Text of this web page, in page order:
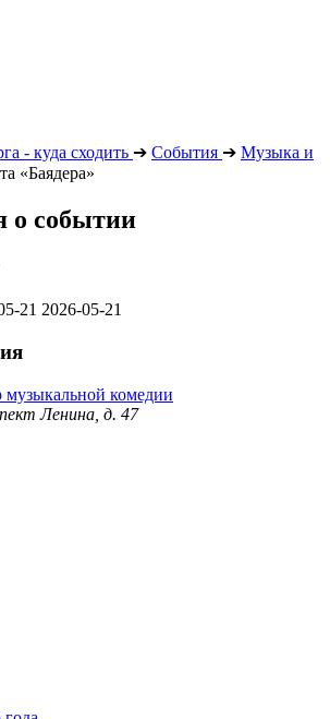
- куда сходить ➔ События ➔ Музыка и
«Баядера»
о событии
21 2026-05-21
музыкальной комедии
Ленина, д. 47